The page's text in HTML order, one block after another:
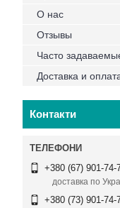
О нас
Отзывы
Часто
Доставка и
Контакти
+380 (67) 901-74-
доставка по
+380 (73) 901-74-